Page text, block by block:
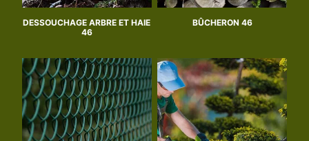
DESSOUCHAGE ARBRE ET HAIE
46
BÛCHERON 46